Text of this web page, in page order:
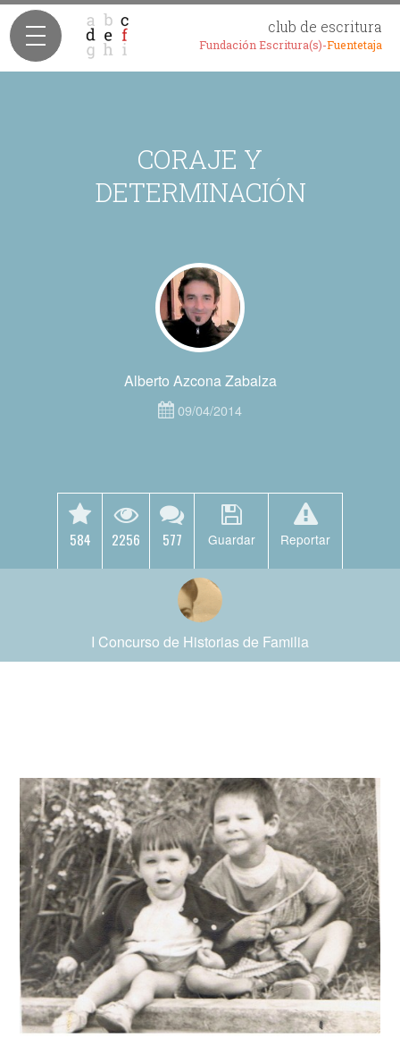
club de escritura
Fundación Escritura(s)-Fuentetaja
CORAJE Y
DETERMINACIÓN
Alberto Azcona Zabalza
09/04/2014
584 2256 577 Guardar Reportar
I Concurso de Historias de Familia